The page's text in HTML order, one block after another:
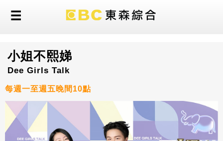
小姐不熙娣
Dee Girls Talk
每週一至週五晚間10點